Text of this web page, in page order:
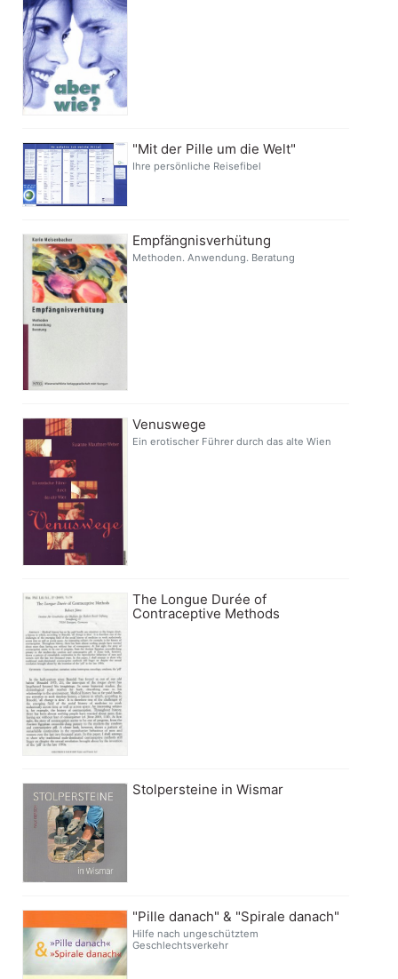
"Mit der Pille um die Welt"
Ihre persönliche Reisefibel
Empfängnisverhütung
Methoden. Anwendung. Beratung
Venuswege
Ein erotischer Führer durch das alte Wien
The Longue Durée of
Contraceptive Methods
Stolpersteine in Wismar
"Pille danach" & "Spirale danach"
Hilfe nach ungeschütztem
Geschlechtsverkehr